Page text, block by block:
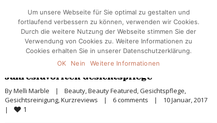
Jahresfavoriten Gesichtspflege
By Melli Marble | Beauty, Beauty Featured, Gesichtspflege
Gesichtsreinigung, Kurzreviews | 6 comments |
|
1
Um unsere Webseite für Sie optimal zu gestalten und
fortlaufend verbessern zu können, verwenden wir Cookies.
Durch die weitere Nutzung der Webseite stimmen Sie der
Verwendung von Cookies zu. Weitere Informationen zu
Cookies erhalten Sie in unserer Datenschutzerklärung.
OK
Nein Weitere Informationen